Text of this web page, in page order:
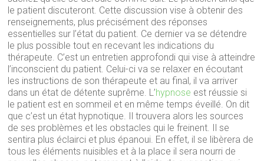
le patient discuteront. Cette discussion vise à obtenir des
renseignements, plus précisément des réponses
essentielles sur l’état du patient. Ce dernier va se détendre
le plus possible tout en recevant les indications du
thérapeute. C’est un entretien approfondi qui vise à atteindre
l’inconscient du patient. Celui-ci va se relaxer en écoutant
les instructions de son thérapeute et au final, il va arriver
dans un état de détente suprême. L’hypnose est réussie si
le patient est en sommeil et en même temps éveillé. On dit
que c’est un état hypnotique. Il trouvera alors les sources
de ses problèmes et les obstacles qui le freinent. Il se
sentira plus éclairci et plus épanoui. En effet, il se libèrera de
tous les éléments nuisibles et à la place il sera nourri de